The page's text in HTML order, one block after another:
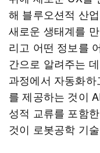
해 블루오션적 산
새로운 생태계를
리고 어떤 정보를
간으로 알려주는
과정에서 자동화
를 제공하는 것이
성적 교류를 포함
것이 로봇공학 기